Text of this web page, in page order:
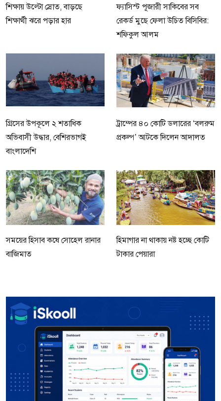
শিক্ষায় উল্টো স্রোত, বাড়ছে
শিক্ষার্থী ঝরে পড়ার হার
ফ্যাসিস্ট পূজারী সাকিবের সব
রেকর্ড মুছে ফেলা উচিত বিসিবির:
শফিকুল আলম
গ্রিসের উপকূলে ২ শতাধিক
অভিবাসী উদ্ধার, বেশিরভাগই
বাংলাদেশি
ট্রাম্পের ৪০ কোটি ডলারের ‘বলরুম
প্রকল্প’ আটকে দিলেন আদালত
সময়ের হিসাব কষে সোহেল রানার
বাজিমাত
হিমাগার না থাকায় নষ্ট হচ্ছে কোটি
টাকার পেয়ারা